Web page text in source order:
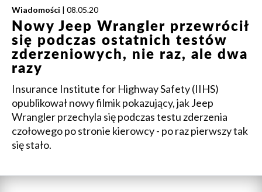
Wiadomości | 08.05.20
Nowy Jeep Wrangler przewrócił
się podczas ostatnich testów
zderzeniowych, nie raz, ale dwa
razy
Insurance Institute for Highway Safety (IIHS)
opublikował nowy filmik pokazujący, jak Jeep
Wrangler przechyla się podczas testu zderzenia
czołowego po stronie kierowcy - po raz pierwszy tak
się stało.